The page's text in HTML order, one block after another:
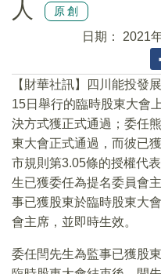
人
原創
日期： 2021
【財華社訊】四川能投發
15日舉行的臨時股東大會
決方式獲正式通過；委任
東大會正式通過，而彼已
市規則第3.05條的授權代
生已獲委任為提名委員會
事已獲股東於臨時股東大
會主席，並即時生效。
委任閆先生為監事已獲股